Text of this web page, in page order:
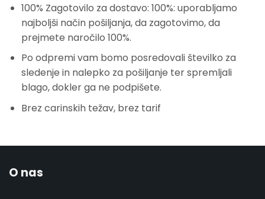
100% Zagotovilo za dostavo: 100%: uporabljamo
najboljši način pošiljanja, da zagotovimo, da
prejmete naročilo 100%.
Po odpremi vam bomo posredovali številko za
sledenje in nalepko za pošiljanje ter spremljali
blago, dokler ga ne podpišete.
Brez carinskih težav, brez tarif
O nas